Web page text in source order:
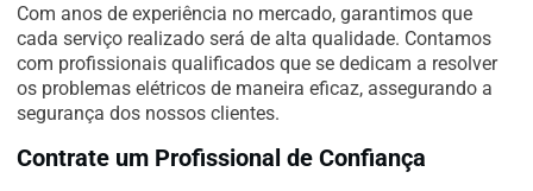
Com anos de experiência no mercado, garantimos que
cada serviço realizado será de alta qualidade. Contamos
com profissionais qualificados que se dedicam a resolver
os problemas elétricos de maneira eficaz, assegurando a
segurança dos nossos clientes.
Contrate um Profissional de Confiança